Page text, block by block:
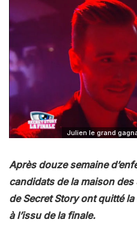
Julien le grand
Après douze semaine
candidats de la maison des
de Secret Story ont quitté
à l’issu de la finale.